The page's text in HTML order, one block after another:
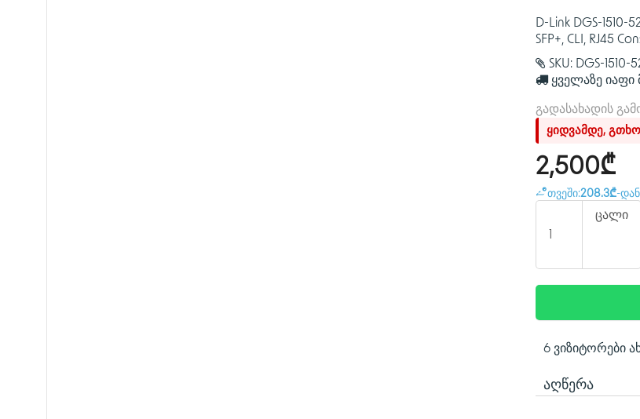
D-Link DGS-1510-
SFP+, CLI, RJ45
SKU: DGS-1510-
ყველაზე იაფი
გადასახადის
ყიდვამდე,
2,500₾
თვეში:208.3₾-დან
ცალი
6 ვიზიტორები
ᲐᲦᲬᲔᲠᲐ